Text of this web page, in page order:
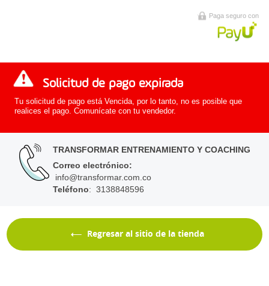
Paga seguro con
Solicitud de pago expirada
Tu solicitud de pago está Vencida, por lo tanto, no es posible que
realices el pago. Comunícate con tu vendedor.
TRANSFORMAR ENTRENAMIENTO Y COACHING
Correo electrónico:
info@transformar.com.co
Teléfono: 3138848596
Regresar al sitio de la tienda